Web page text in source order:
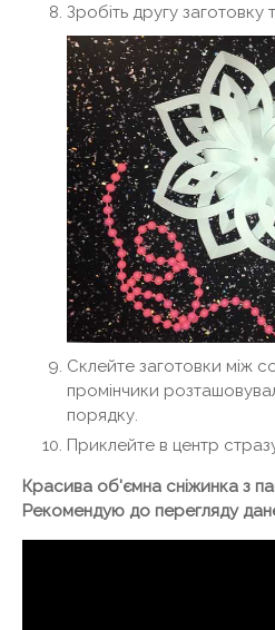
Зробіть другу
Склейте заготовки між
промінчики
порядку.
Приклейте в центр
Красива об'ємна сніжинка з
Рекомендую до перегляду